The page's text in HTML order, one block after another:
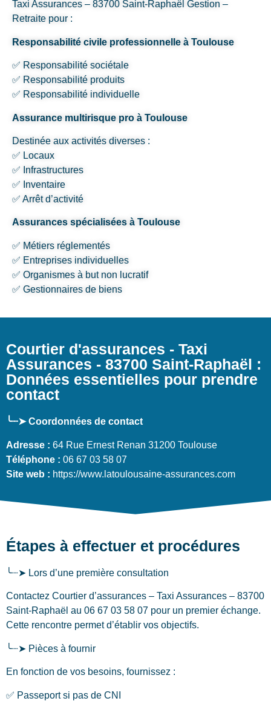
Taxi Assurances – 83700 Saint-Raphaël Gestion –
Retraite pour :
Responsabilité civile professionnelle à Toulouse
✅ Responsabilité sociétale
✅ Responsabilité produits
✅ Responsabilité individuelle
Assurance multirisque pro à Toulouse
Destinée aux activités diverses :
✅ Locaux
✅ Infrastructures
✅ Inventaire
✅ Arrêt d’activité
Assurances spécialisées à Toulouse
✅ Métiers réglementés
✅ Entreprises individuelles
✅ Organismes à but non lucratif
✅ Gestionnaires de biens
Courtier d'assurances - Taxi
Assurances - 83700 Saint-Raphaël :
Données essentielles pour prendre
contact
╰┈➤ Coordonnées de contact
Adresse : 64 Rue Ernest Renan 31200 Toulouse
Téléphone : 06 67 03 58 07
Site web : https://www.latoulousaine-assurances.com
Étapes à effectuer et procédures
╰┈➤ Lors d’une première consultation
Contactez Courtier d’assurances – Taxi Assurances – 83700
Saint-Raphaël au 06 67 03 58 07 pour un premier échange.
Cette rencontre permet d’établir vos objectifs.
╰┈➤ Pièces à fournir
En fonction de vos besoins, fournissez :
✅ Passeport si pas de CNI